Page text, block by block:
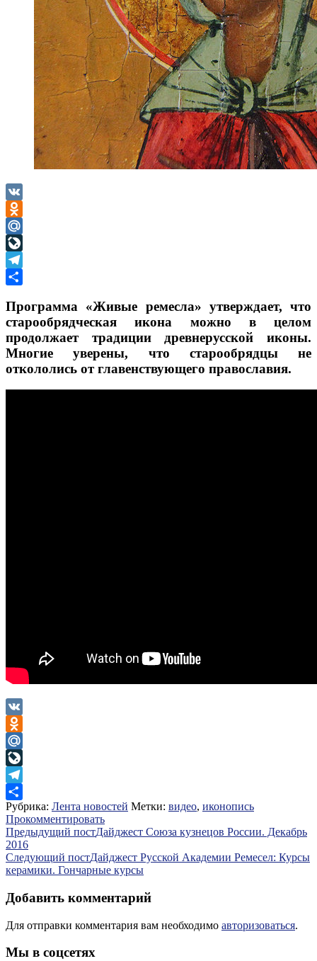
VK
Odnoklassniki
Mail.Ru
LiveJournal
Telegram
Программа «Живые ремесла» утверждает, что
старообрядческая икона можно в целом
продолжает традиции древнерусской иконы.
Многие уверены, что старообрядцы не
откололись от главенствующего православия.
VK
Odnoklassniki
Mail.Ru
LiveJournal
Telegram
Отправить
Рубрика: Лента новостей Метки: видео, иконопись
Прокомментировать
Навигация
по
записям
Предыдущий постДайджест Союза кузнецов России. Декабрь
2016
Следующий постДайджест Русской Академии Ремесел: Курсы
керамики. Гончарные курсы
Добавить комментарий
Для отправки комментария вам необходимо авторизоваться.
Мы в соцсетях